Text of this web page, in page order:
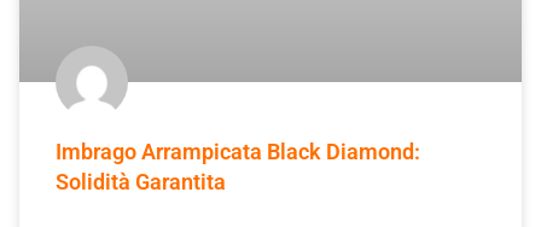
Imbrago Arrampicata Black Diamond:
Solidità Garantita